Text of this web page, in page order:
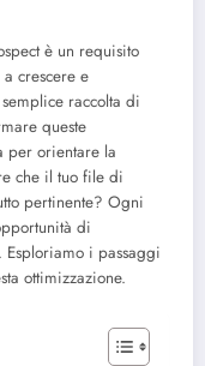
è un requisito
crescere e
raccolta di
queste
per orientare la
che il tuo file di
pertinente? Ogni
di
i passaggi
ottimizzazione.